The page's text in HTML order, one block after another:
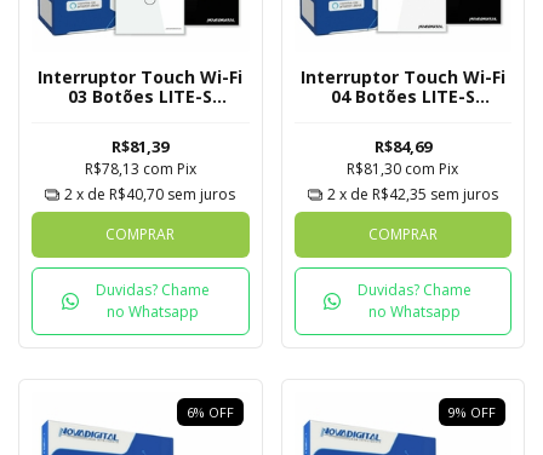
Interruptor Touch Wi-Fi
03 Botões LITE-S
R$81,39
R$78,13 com Pix
2x de R$40,70 sem juros
COMPRAR
Duvidas? Chame
no Whatsapp
Interruptor Touch Wi-Fi
04 Botões LITE-S
R$84,69
R$81,30 com Pix
2x de R$42,35 sem juros
COMPRAR
Duvidas? Chame
no Whatsapp
6% OFF 9% OFF